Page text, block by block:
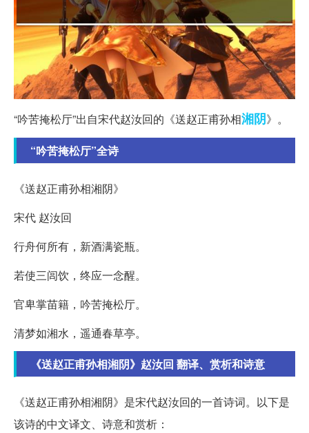
“吟苦掩松厅”出自宋代赵汝回的《送赵正甫孙相湘阴》。
“吟苦掩松厅”全诗
《送赵正甫孙相湘阴》
宋代 赵汝回
行舟何所有，新酒满瓷瓶。
若使三闾饮，终应一念醒。
官卑掌苗籍，吟苦掩松厅。
清梦如湘水，遥通春草亭。
《送赵正甫孙相湘阴》赵汝回 翻译、赏析和诗意
《送赵正甫孙相湘阴》是宋代赵汝回的一首诗词。以下是
该诗的中文译文、诗意和赏析：